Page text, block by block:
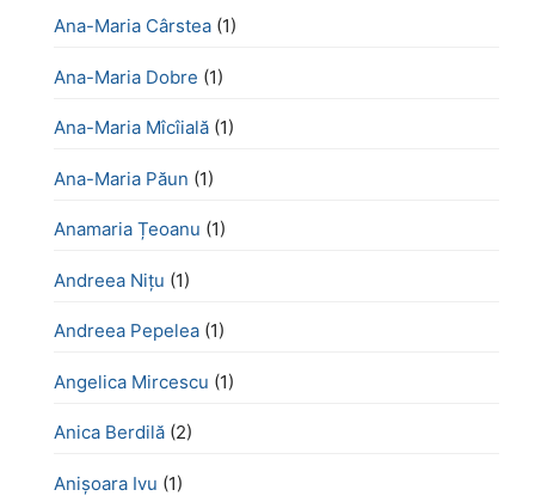
Ana-Maria Cârstea (1)
Ana-Maria Dobre (1)
Ana-Maria Mîcîială (1)
Ana-Maria Păun (1)
Anamaria Țeoanu (1)
Andreea Nițu (1)
Andreea Pepelea (1)
Angelica Mircescu (1)
Anica Berdilă (2)
Anișoara Ivu (1)